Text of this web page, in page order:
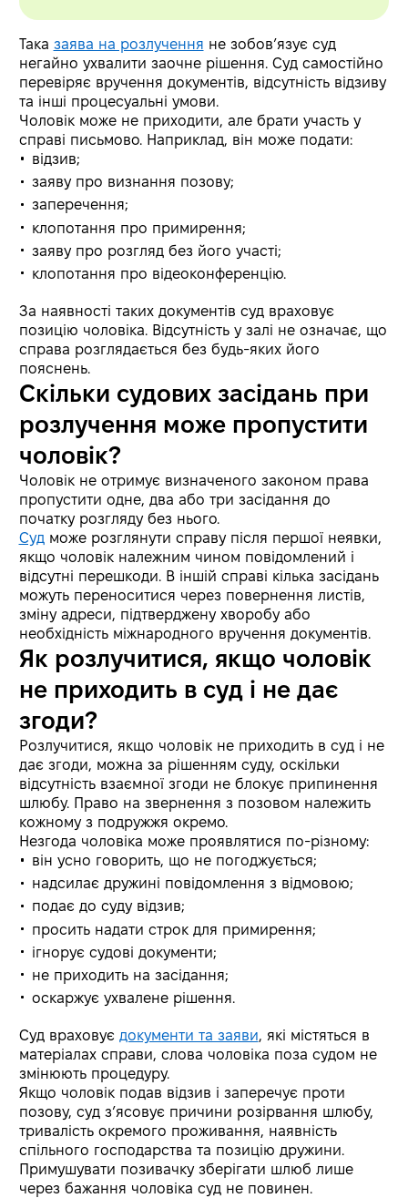
Така заява на розлучення не зобов’язує суд
негайно ухвалити заочне рішення. Суд самостійно
перевіряє вручення документів, відсутність відзиву
та інші процесуальні умови.
Чоловік може не приходити, але брати участь у
справі письмово. Наприклад, він може подати:
відзив;
заяву про визнання позову;
заперечення;
клопотання про примирення;
заяву про розгляд без його участі;
клопотання про відеоконференцію.
За наявності таких документів суд враховує
позицію чоловіка. Відсутність у залі не означає, що
справа розглядається без будь-яких його
пояснень.
Скільки судових засідань при
розлучення може пропустити
чоловік?
Чоловік не отримує визначеного законом права
пропустити одне, два або три засідання до
початку розгляду без нього.
Судможе розглянути справу після першої неявки,
якщо чоловік належним чином повідомлений і
відсутні перешкоди. В іншій справі кілька засідань
можуть переноситися через повернення листів,
зміну адреси, підтверджену хворобу або
необхідність міжнародного вручення документів.
Як розлучитися, якщо чоловік
не приходить в суд і не дає
згоди?
Розлучитися, якщо чоловік не приходить в суд і не
дає згоди, можна за рішенням суду, оскільки
відсутність взаємної згоди не блокує припинення
шлюбу. Право на звернення з позовом належить
кожному з подружжя окремо.
Незгода чоловіка може проявлятися по-різному:
він усно говорить, що не погоджується;
надсилає дружині повідомлення з відмовою;
подає до суду відзив;
просить надати строк для примирення;
ігнорує судові документи;
не приходить на засідання;
оскаржує ухвалене рішення.
Суд враховує документи та заяви, які містяться в
матеріалах справи, слова чоловіка поза судом не
змінюють процедуру.
Якщо чоловік подав відзив і заперечує проти
позову, суд з’ясовує причини розірвання шлюбу,
тривалість окремого проживання, наявність
спільного господарства та позицію дружини.
Примушувати позивачку зберігати шлюб лише
через бажання чоловіка суд не повинен.